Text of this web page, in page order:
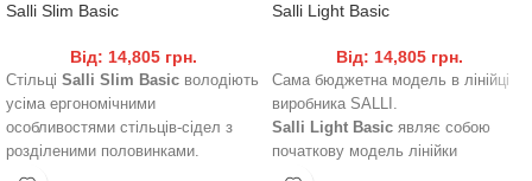
Salli Slim Basic
Від: 14,805 грн.
Стільці Salli Slim Basic володіють
усіма ергономічними
особливостями стільців-сідел з
розділеними половинками.
Вони легкі і забезпечують відмінну
Salli Light Basic
Від: 14,805 грн.
Сама бюджетна модель в лінійці
виробника SALLI.
Salli Light Basic являє собою
початкову модель лінійки
ергономічних стільців-сідел, має